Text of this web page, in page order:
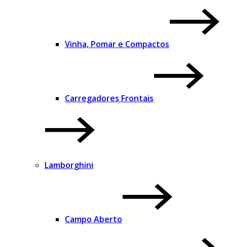
Vinha, Pomar e Compactos
Carregadores Frontais
Lamborghini
Campo Aberto